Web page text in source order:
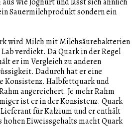
Sauermilchprodukt sondern ein
wird Milch mit Milchsäurebakterien
verdickt. Da Quark in der Regel
er im Vergleich zu anderen
Dadurch hat er eine
Konsistenz. Halbfettquark und
angereichert. Je mehr Rahm
ist er in der Konsistenz. Quark
für Kalzium und er enthält
hohen Eiweissgehalts macht Quark